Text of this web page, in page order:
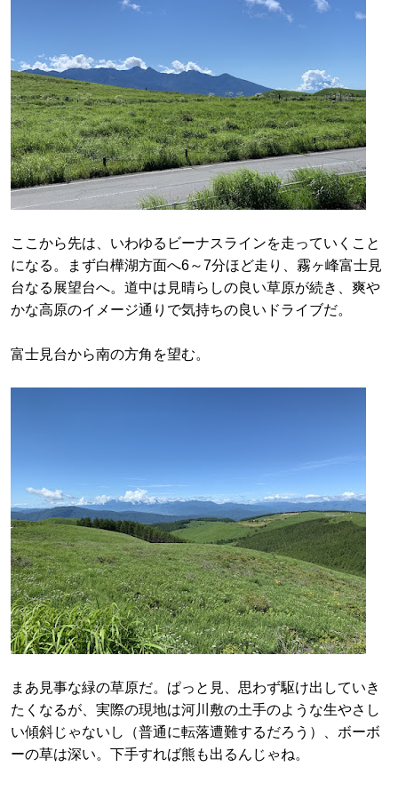
ここから先は、いわゆるビーナスラインを走っていくこと
になる。まず白樺湖方面へ6～7分ほど走り、霧ヶ峰富士見
台なる展望台へ。道中は見晴らしの良い草原が続き、爽や
かな高原のイメージ通りで気持ちの良いドライブだ。
富士見台から南の方角を望む。
まあ見事な緑の草原だ。ぱっと見、思わず駆け出していき
たくなるが、実際の現地は河川敷の土手のような生やさし
い傾斜じゃないし（普通に転落遭難するだろう）、ボーボ
ーの草は深い。下手すれば熊も出るんじゃね。